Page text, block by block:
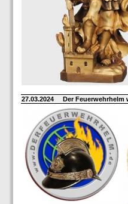
27.03.2024 Der